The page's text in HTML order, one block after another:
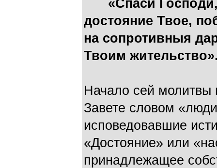
«Спаси
достояние Твое,
на сопротивныя
Твоим
Начало сей молитвы
Завете словом
исповедовавшие
«Достояние» или
принадлежащее